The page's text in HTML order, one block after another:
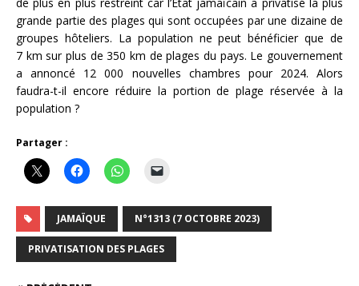
grande partie des plages qui sont occupées par une dizaine de
groupes hôteliers. La population ne peut bénéficier que de
7 km sur plus de 350 km de plages du pays. Le gouvernement
a annoncé 12 000 nouvelles chambres pour 2024. Alors
faudra-t-il encore réduire la portion de plage réservée à la
population ?
Partager :
JAMAÏQUE N°1313 (7 OCTOBRE 2023)
PRIVATISATION DES PLAGES